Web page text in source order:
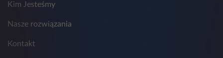
Kim Jesteśmy
Nasze rozwiązania
Kontakt